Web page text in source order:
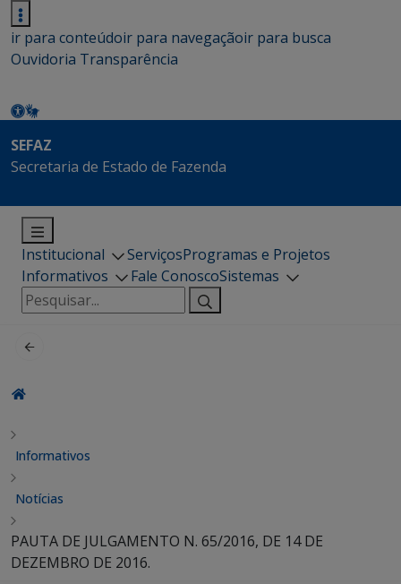
ir para conteúdoir para navegaçãoir para busca
Ouvidoria Transparência
SEFAZ
Secretaria de Estado de Fazenda
Institucional ServiçosProgramas e Projetos
Informativos
Fale ConoscoSistemas
Pesquisar
por:
Informativos
Notícias
PAUTA DE JULGAMENTO N. 65/2016, DE 14 DE
DEZEMBRO DE 2016.